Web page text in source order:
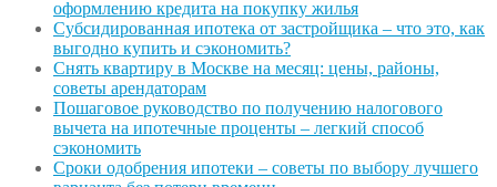
оформлению кредита на покупку жилья
Субсидированная ипотека от застройщика – что это, как
выгодно купить и сэкономить?
Снять квартиру в Москве на месяц: цены, районы,
советы арендаторам
Пошаговое руководство по получению налогового
вычета на ипотечные проценты – легкий способ
сэкономить
Сроки одобрения ипотеки – советы по выбору лучшего